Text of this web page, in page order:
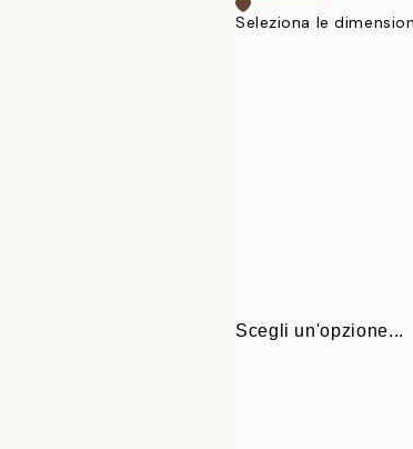
Seleziona le
Scegli un'opzione...